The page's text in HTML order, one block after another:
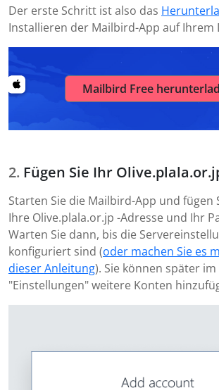
Der erste Schritt ist also das
Installieren der Mailbird-App auf Ihrem
Mailbird Free
Fügen Sie Ihr
Starten Sie die Mailbird-App und fügen
Ihre Olive.plala.or.jp -Adresse und Ihr
Warten Sie dann, bis die
konfiguriert sind (oder machen Sie es
dieser Anleitung). Sie können später
"Einstellungen" weitere Konten